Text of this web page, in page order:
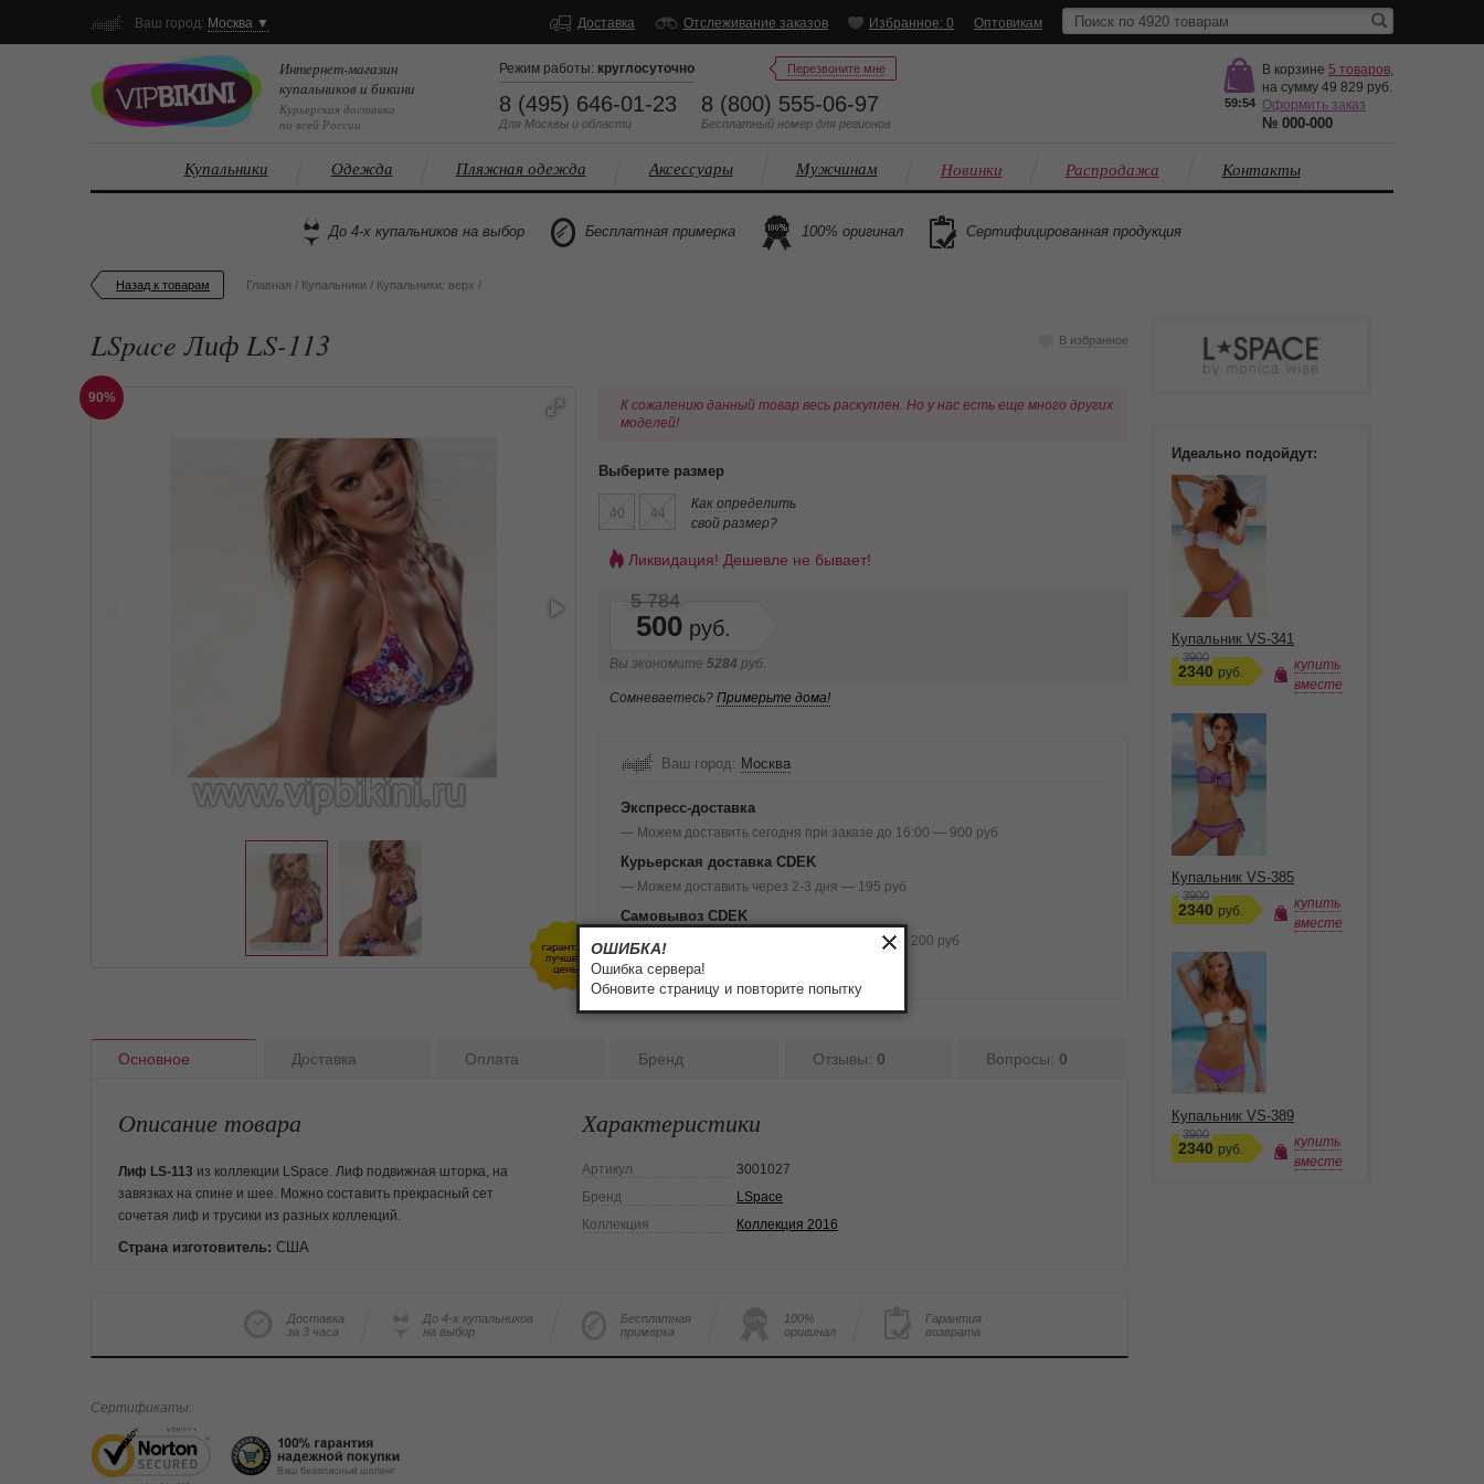
Ваш город: Москва ▼ Доставка Отслеживание заказов Избранное: 0 Оптовикам
Интернет-магазин
купальников и бикини
Курьерская доставка
по всей России
Режим работы: круглосуточно
8 (495) 646-01-23
Для Москвы и области
8 (800) 555-06-97
Бесплатный номер для регионов
Перезвоните мне
59:53
В корзине 5 товаров,
на сумму 49 829
Оформить заказ
№ 000-000
Купальники Одежда Пляжная одежда Аксессуары Мужчинам Новинки Распродажа Контакты
До 4-х купальников на выбор Бесплатная примерка 100% оригинал Сертифицированная продукция
Назад к товарам Главная / Купальники / Купальники: верх /
LSpace Лиф LS-113 В избранное
90%
К сожалению данный товар весь раскуплен. Но у нас есть еще много других
моделей!
Выберите размер
40 44
Как определить
свой размер?
Ликвидация! Дешевле не бывает!
500
5 784
Вы экономите 5284 руб.
Сомневаетесь? Примерьте дома!
Ваш город: Москва
Экспресс-доставка
— Можем доставить сегодня при заказе до 16:00 — 900 руб
Курьерская доставка CDEK
— Можем доставить через 2-3 дня — 195 руб
Самовывоз CDEK
— Можно забрать завтра или послезавтра — 200 руб
Подробнее о доставке и оплате
Основное Доставка Оплата Бренд Отзывы: 0 Вопросы: 0
Описание товара
Лиф LS-113 из коллекции LSpace. Лиф подвижная шторка, на
завязках на спине и шее. Можно составить прекрасный сет
сочетая лиф и трусики из разных коллекций.
Страна изготовитель: США
Характеристики
Артикул
3001027
Бренд
LSpace
Коллекция
Коллекция 2016
Доставка
за 3 часа
До 4-х купальников
на выбор
Бесплатная
примерка
100%
оригинал
Гарантия
возврата
Идеально подойдут:
Купальник VS-341
3900
2340 руб.
купить
вместе
Купальник VS-385
3900
2340 руб.
купить
вместе
Купальник VS-389
3900
2340 руб.
купить
вместе
Сертификаты:
ОШИБКА!
Ошибка сервера!
Обновите страницу и повторите попытку